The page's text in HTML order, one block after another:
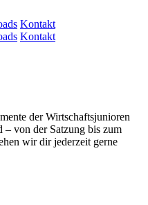
Kontakt
Kontakt
der Wirtschaftsjunioren
von der Satzung bis zum
wir dir jederzeit gerne